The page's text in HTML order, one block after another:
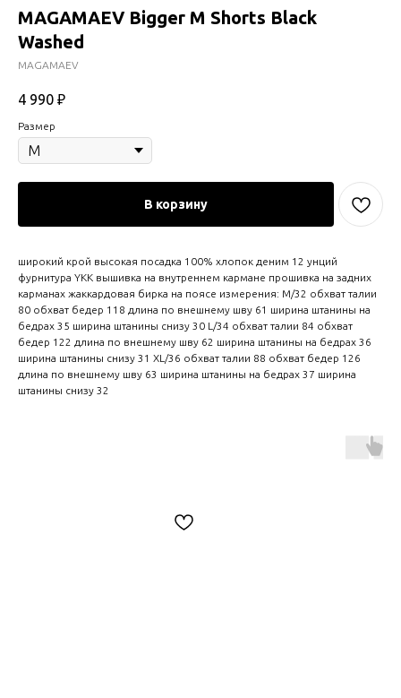
MAGAMAEV Bigger M Shorts Black
Washed
MAGAMAEV
4 990 ₽
Размер
В корзину
широкий крой высокая посадка 100% хлопок деним 12 унций
фурнитура YKK вышивка на внутреннем кармане прошивка на задних
карманах жаккардовая бирка на поясе измерения: M/32 обхват талии
80 обхват бедер 118 длина по внешнему шву 61 ширина штанины на
бедрах 35 ширина штанины снизу 30 L/34 обхват талии 84 обхват
бедер 122 длина по внешнему шву 62 ширина штанины на бедрах 36
ширина штанины снизу 31 XL/36 обхват талии 88 обхват бедер 126
длина по внешнему шву 63 ширина штанины на бедрах 37 ширина
штанины снизу 32